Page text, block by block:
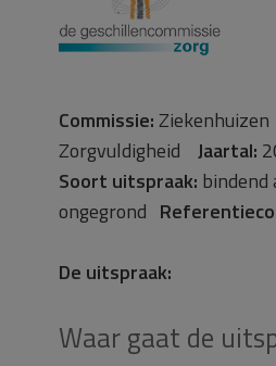
Commissie:Ziekenhuizen
Zorgvuldigheid Jaartal:
Soort uitspraak: bindend
ongegrond
De uitspraak:
Waar gaat de